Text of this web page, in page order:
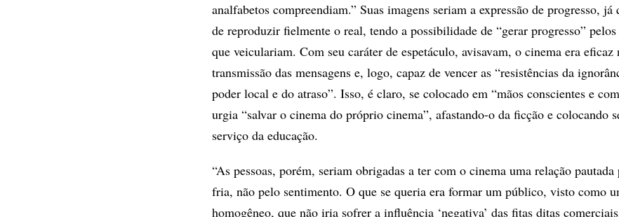
analfabetos compreendiam.” Suas imagens seriam a expressão de progresso, já
de reproduzir fielmente o real, tendo a possibilidade de “gerar progresso” pelos
que veiculariam. Com seu caráter de espetáculo, avisavam, o cinema era eficaz
transmissão das mensagens e, logo, capaz de vencer as “resistências da
poder local e do atraso”. Isso, é claro, se colocado em “mãos conscientes e
urgia “salvar o cinema do próprio cinema”, afastando-o da ficção e colocando
serviço da educação.
“As pessoas, porém, seriam obrigadas a ter com o cinema uma relação pautada
fria, não pelo sentimento. O que se queria era formar um público, visto como
homogêneo, que não iria sofrer a influência ‘negativa’ das fitas ditas